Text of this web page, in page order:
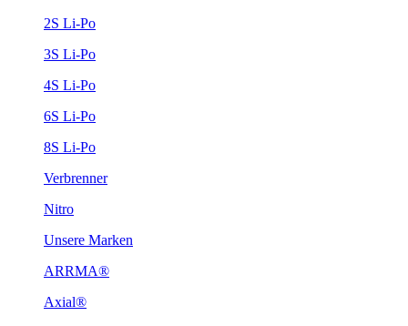
2S Li-Po
3S Li-Po
4S Li-Po
6S Li-Po
8S Li-Po
Verbrenner
Nitro
Unsere Marken
ARRMA®
Axial®